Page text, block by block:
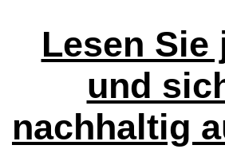
Lesen
und
nachhaltig